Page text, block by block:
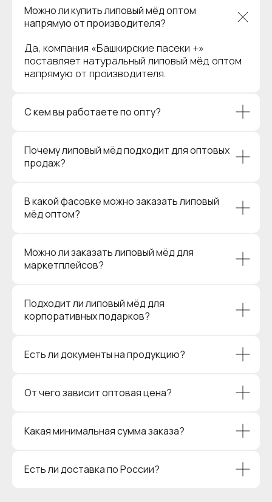
Можно ли купить липовый мёд оптом
напрямую от производителя?
Да, компания «Башкирские пасеки +»
поставляет натуральный липовый мёд оптом
напрямую от производителя.
С кем вы работаете по опту?
Почему липовый мёд подходит для оптовых
продаж?
В какой фасовке можно заказать липовый
мёд оптом?
Можно ли заказать липовый мёд для
маркетплейсов?
Подходит ли липовый мёд для
корпоративных подарков?
Есть ли документы на продукцию?
От чего зависит оптовая цена?
Какая минимальная сумма заказа?
Есть ли доставка по России?